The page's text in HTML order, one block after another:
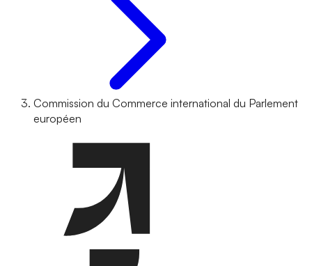
Commission du Commerce international du Parlement
européen